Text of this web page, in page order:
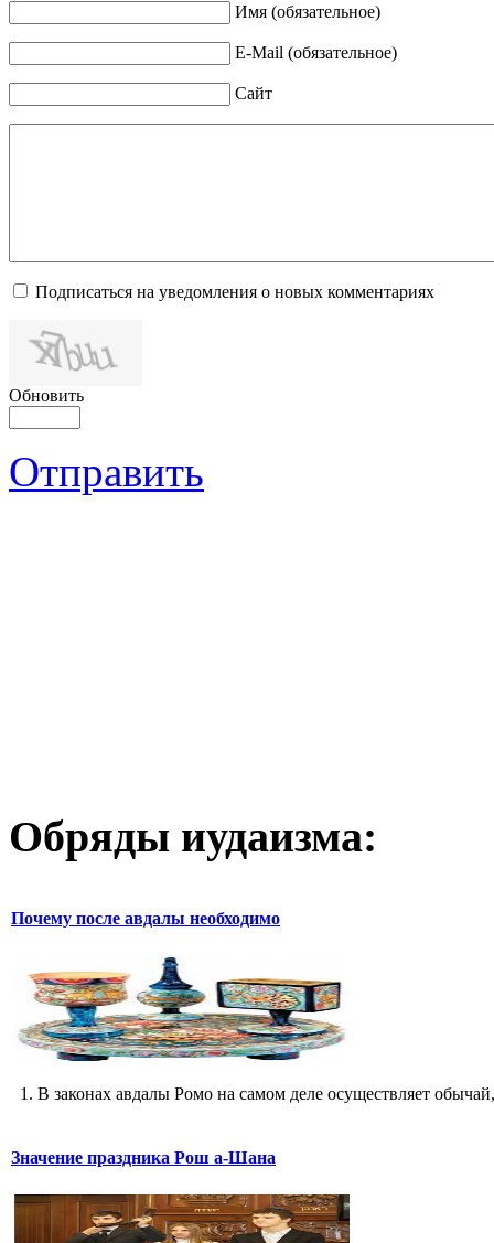
Имя (обязательное)
E-Mail (обязательное)
Сайт
Подписаться на уведомления о новых комментариях
Обновить
Отправить
Обряды иудаизма:
Почему после авдалы необходимо
1. В законах авдалы Ромо на самом деле осуществляет
Значение праздника Рош а-Шана